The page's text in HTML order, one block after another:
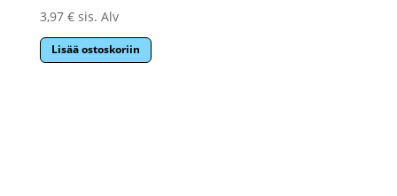
3,97 € sis. Alv
Lisää ostoskoriin